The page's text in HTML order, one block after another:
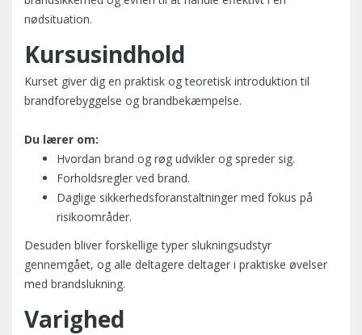
nødsituation.
Kursusindhold
Kurset giver dig en praktisk og teoretisk introduktion til
brandforebyggelse og brandbekæmpelse.
Du lærer om:
Hvordan brand og røg udvikler og spreder sig.
Forholdsregler ved brand.
Daglige sikkerhedsforanstaltninger med fokus på
risikoområder.
Desuden bliver forskellige typer slukningsudstyr
gennemgået, og alle deltagere deltager i praktiske øvelser
med brandslukning.
Varighed